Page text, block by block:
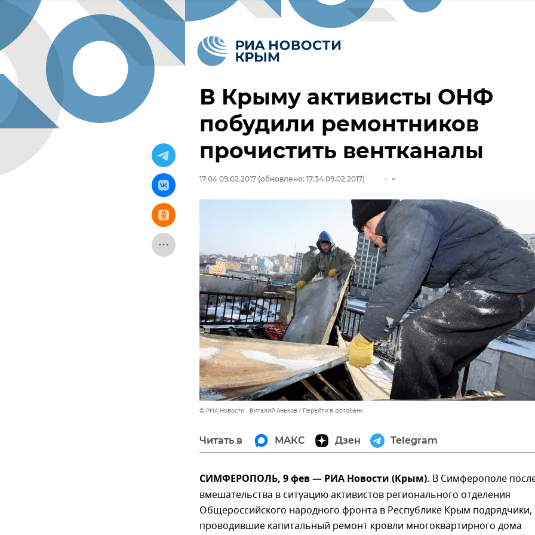
В Крыму активисты ОНФ
побудили ремонтников
прочистить вентканалы
17:04 09.02.2017 (обновлено: 17:34 09.02.2017)
© РИА Новости . Виталий Аньков Перейти в фотобанк
Читать в МАКС Дзен Telegram
СИМФЕРОПОЛЬ, 9 фев — РИА Новости (Крым). В Симферополе
вмешательства в ситуацию активистов регионального отделения
Общероссийского народного фронта в Республике Крым подрядчики,
проводившие капитальный ремонт кровли многоквартирного дома